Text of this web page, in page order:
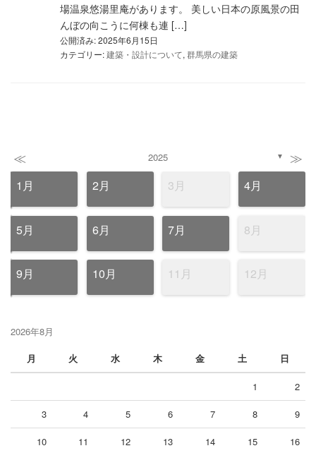
場温泉悠湯里庵があります。 美しい日本の原風景の田
んぼの向こうに何棟も連 […]
公開済み: 2025年6月15日
カテゴリー:建築・設計について, 群馬県の建築
≪ 2025 ▼ ≫
1月 2月 3月 4月
5月 6月 7月 8月
9月 10月 11月 12月
2026年8月
月
火 水 木 金 土 日
1 2
3 4 5 6 7 8 9
10 11 12 13 14 15 16